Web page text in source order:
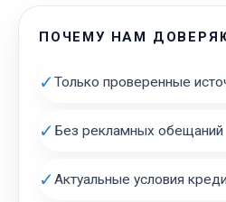
ПОЧЕМУ НАМ
✓Только проверенные
✓ Без рекламных обещаний
✓Актуальные условия